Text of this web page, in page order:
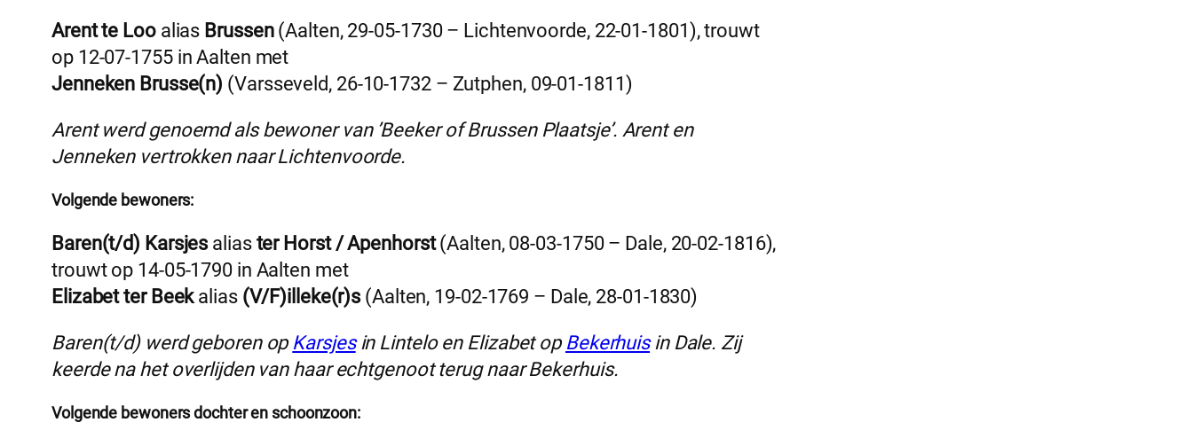
Arent te Looalias Brussen(Aalten, 29-05-1730 – Lichtenvoorde, 22-01-1801), trouwt
op 12-07-1755 in Aalten met
Jenneken Brusse(n) (Varsseveld, 26-10-1732 – Zutphen, 09-01-1811)
Arent werd genoemd als bewoner van ’Beeker of Brussen Plaatsje’. Arent en
Jenneken vertrokken naar Lichtenvoorde.
Volgende bewoners:
Baren(t/d) Karsjesalias ter Horst / Apenhorst(Aalten, 08-03-1750 – Dale, 20-02-1816),
trouwt op 14-05-1790 in Aalten met
Elizabet ter Beekalias (V/F)illeke(r)s(Aalten, 19-02-1769 – Dale, 28-01-1830)
Baren(t/d) werd geboren op Karsjesin Lintelo en Elizabet op Bekerhuisin Dale. Zij
keerde na het overlijden van haar echtgenoot terug naar Bekerhuis.
Volgende bewoners dochter en schoonzoon: